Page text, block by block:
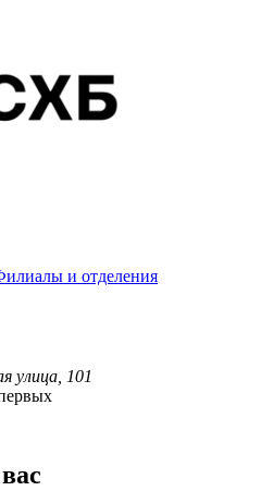
и отделения
улица, 101